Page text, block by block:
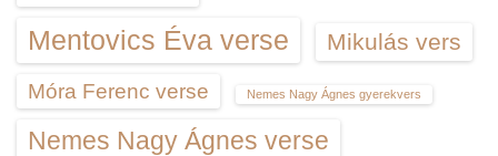
Mentovics Éva verse Mikulás vers
Móra Ferenc verse Nemes Nagy Ágnes gyerekvers
Nemes Nagy Ágnes verse